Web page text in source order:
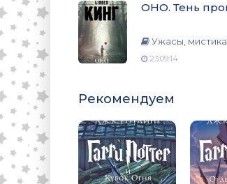
ОНО. Тень
Ужасы, мистика
23:09:14
Рекомендуем